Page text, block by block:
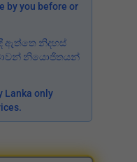
by you before or
ඇත්තෙ නිදහස්
නියොජිතයන්
Lanka only